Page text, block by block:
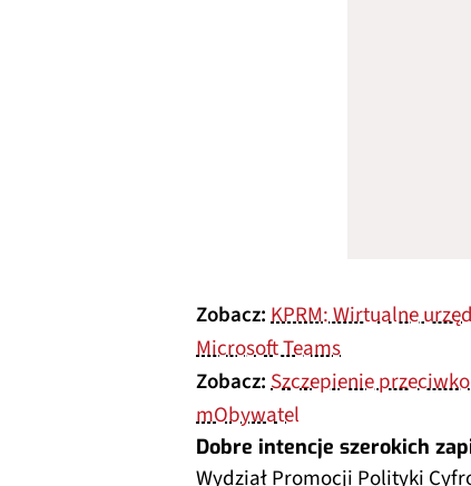
Zobacz:KPRM: Wirtualne
Microsoft Teams
Zobacz:Szczepienie
mObywatel
Dobre intencje szerokich
Wydział Promocji Polityki